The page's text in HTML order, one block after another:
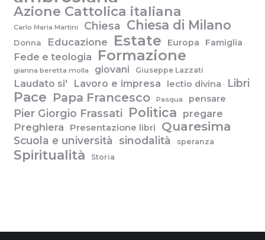
Azione Cattolica italiana
Carlo Maria Martini Chiesa Chiesa di Milano
Donna Educazione Estate Europa Famiglia
Fede e teologia Formazione
gianna beretta molla giovani Giuseppe Lazzati
Laudato si' Lavoro e impresa lectio divina Libri
Pace Papa Francesco Pasqua pensare
Pier Giorgio Frassati Politica pregare
Preghiera
Presentazione libri Quaresima
Scuola e università sinodalità speranza
Spiritualità Storia